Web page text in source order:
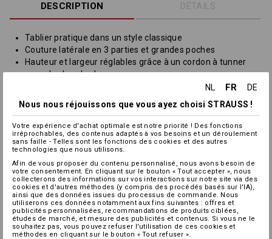
DESCRIPTION DÉTAILS
Tablier pratique dans un style classique
Couture latérale en 3 parties et grandes poches
Hauteur et largeur réglables grâce à un cordon à tunner
avec des bandes larges
À attacher à l'avant ou à l'arrière, ceinture avec passants
Longueur (sans bavette) : 82 cm
Matière :
Tissu extérieur 65% Polyester / 35 % Coton (ca. 235 g/m²)
Conseils d'entretien :
NL FR
DE
Nous nous réjouissons que vous ayez choisi STRAUSS !
Votre expérience d'achat optimale est notre priorité ! Des fonctions
irréprochables, des contenus adaptés à vos besoins et un déroulement
sans faille - Telles sont les fonctions des cookies et des autres
technologies que nous utilisons.
Afin de vous proposer du contenu personnalisé, nous avons besoin de
votre consentement. En cliquant sur le bouton « Tout accepter », nous
collecterons des informations sur vos interactions sur notre site via des
cookies et d'autres méthodes (y compris des procédés basés sur l'IA),
ainsi que des données issues du processus de commande. Nous
utiliserons ces données notamment aux fins suivantes : offres et
publicités personnalisées, recommandations de produits ciblées,
études de marché, et mesure des publicités et contenus. Si vous ne le
souhaitez pas, vous pouvez refuser l'utilisation de ces cookies et
méthodes en cliquant sur le bouton « Tout refuser ».